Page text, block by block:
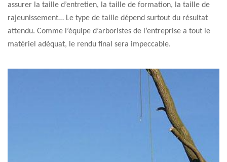
assurer la taille d’entretien, la taille de formation, la taille de
rajeunissement… Le type de taille dépend surtout du résultat
attendu. Comme l’équipe d’arboristes de l’entreprise a tout le
matériel adéquat, le rendu final sera impeccable.